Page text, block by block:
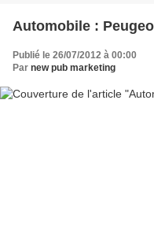
Automobile :
Publié le 26/07/2012 à 00:00
Par new pub marketing